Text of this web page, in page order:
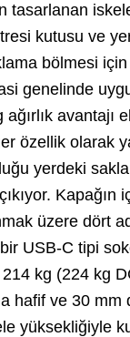
tasarlanan
kutusu ve
bölmesi
genelinde
avantajı
özellik olarak
yerdeki
Kapağın
üzere dört
USB-C tipi
214 kg (224 kg
hafif ve 30 mm
yüksekliğiyle